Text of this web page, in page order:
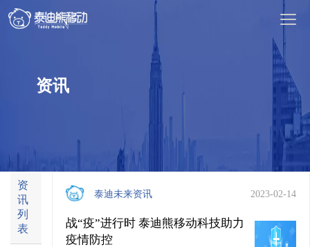
资讯
资
讯
列
表
战“疫”进行时 泰迪熊移动科技助力
疫情防控
泰迪未来资讯 2023-02-14